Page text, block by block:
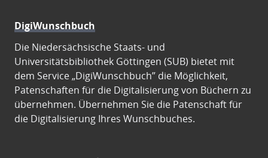
DigiWunschbuch
Die Niedersächsische Staats- und
Universitätsbibliothek Göttingen (SUB) bietet mit
dem Service „DigiWunschbuch” die Möglichkeit,
Patenschaften für die Digitalisierung von Büchern zu
übernehmen. Übernehmen Sie die Patenschaft für
die Digitalisierung Ihres Wunschbuches.